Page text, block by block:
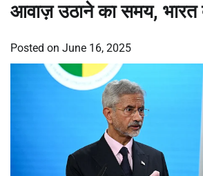
आवाज़ उठाने का समय, भारत
Posted on June 16, 2025